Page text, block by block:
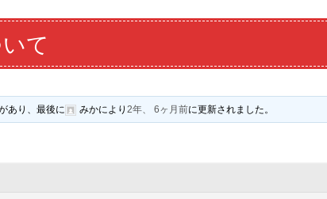
て
あり、最後に みかにより 2年、 6ヶ月前に更新されました。